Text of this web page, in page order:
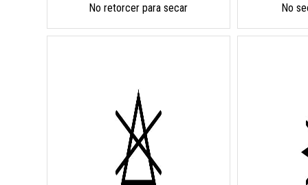
No retorcer para secar No